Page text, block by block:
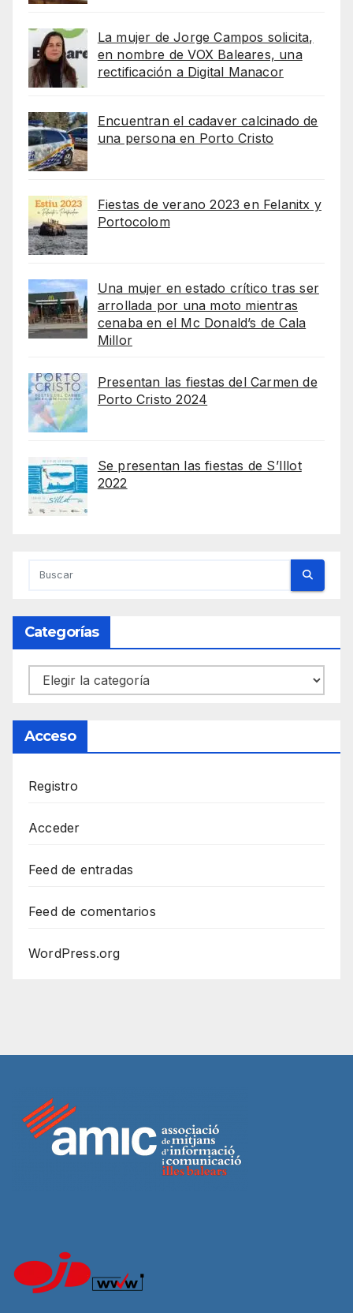
La mujer de Jorge Campos solicita,
en nombre de VOX Baleares, una
rectificación a Digital Manacor
Encuentran el cadaver calcinado de
una persona en Porto Cristo
Fiestas de verano 2023 en Felanitx y
Portocolom
Una mujer en estado crítico tras ser
arrollada por una moto mientras
cenaba en el Mc Donald’s de Cala
Millor
Presentan las fiestas del Carmen de
Porto Cristo 2024
Se presentan las fiestas de S’Illot
2022
Categorías
Categorías
Acceso
Registro
Acceder
Feed de entradas
Feed de comentarios
WordPress.org